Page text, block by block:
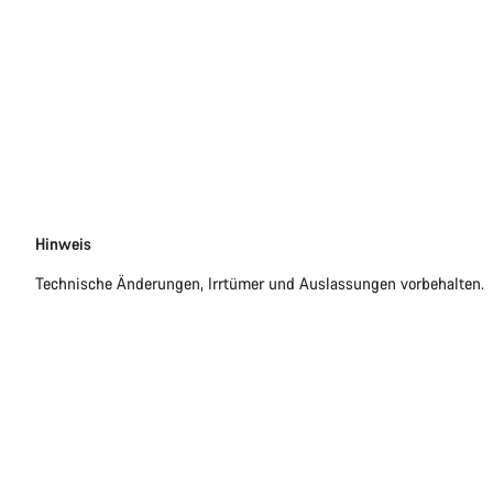
Disclaimer
Hinweis
Technische Änderungen, Irrtümer und Auslassungen vorbehalten.